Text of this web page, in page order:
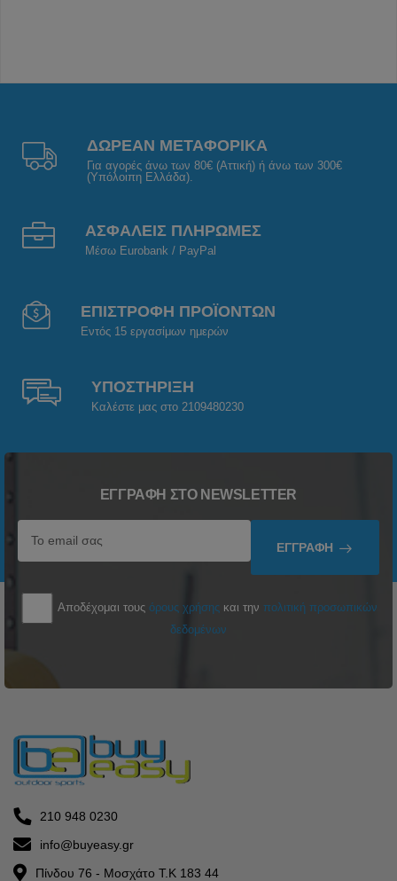
ΔΩΡΕΑΝ ΜΕΤΑΦΟΡΙΚΑ
Για αγορές άνω των 80€ (Αττική) ή άνω των 300€
(Υπόλοιπη Ελλάδα).
ΑΣΦΑΛΕΙΣ ΠΛΗΡΩΜΕΣ
Μέσω Eurobank / PayPal
ΕΠΙΣΤΡΟΦΗ ΠΡΟΪΟΝΤΩΝ
Εντός 15 εργασίμων ημερών
ΥΠΟΣΤΗΡΙΞΗ
Καλέστε μας στο 2109480230
ΕΓΓΡΑΦΉ ΣΤΟ NEWSLETTER
ΕΓΓΡΑΦΉ
Αποδέχομαι τους όρους χρήσης και την πολιτική προσωπικών
δεδομένων
210 948 0230
info@buyeasy.gr
Πίνδου 76 - Μοσχάτο Τ.Κ 183 44